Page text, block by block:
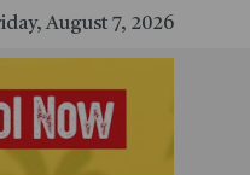
August 7, 2026